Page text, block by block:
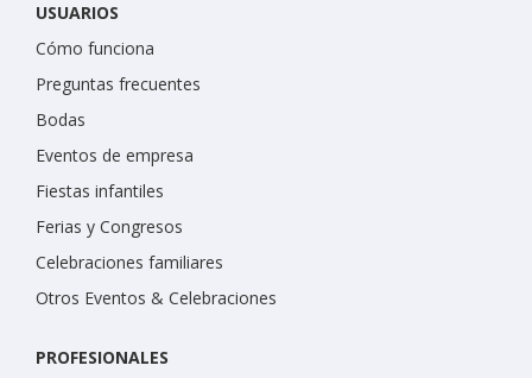
USUARIOS
Cómo funciona
Preguntas frecuentes
Bodas
Eventos de empresa
Fiestas infantiles
Ferias y Congresos
Celebraciones familiares
Otros Eventos & Celebraciones
PROFESIONALES